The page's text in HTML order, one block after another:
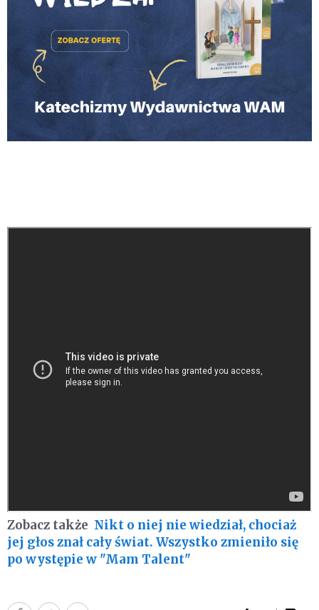
Zobacz także Nikt o niej nie wiedział, chociaż
jej głos znał cały świat. Wszystko zmieniło się
po występie w "Mam Talent"